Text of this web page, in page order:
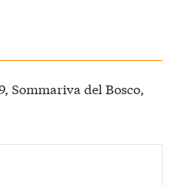
Sommariva del Bosco,